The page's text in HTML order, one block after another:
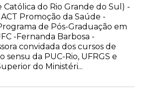
do Rio Grande do Sul) -
Promoção da Saúde -
de Pós-Graduação em
-Fernanda Barbosa -
convidada dos cursos de
sensu da PUC-Rio, UFRGS e
do Ministéri...